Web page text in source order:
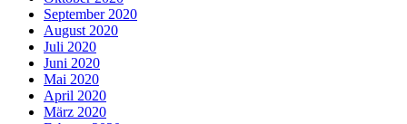
September 2020
August 2020
Juli 2020
Juni 2020
Mai 2020
April 2020
März 2020